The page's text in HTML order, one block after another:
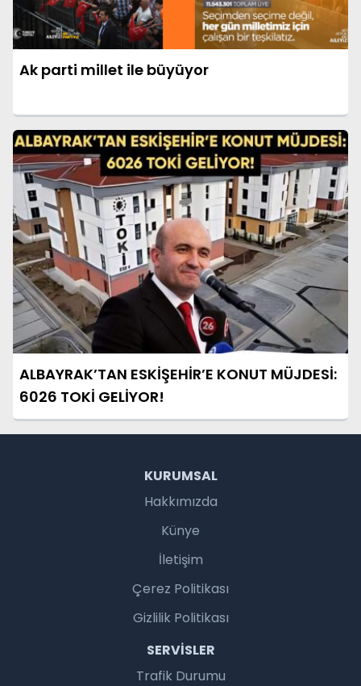
Ak parti millet ile büyüyor
ALBAYRAK’TAN ESKİŞEHİR’E KONUT MÜJDESİ:
6026 TOKİ GELİYOR!
KURUMSAL
Hakkımızda
Künye
İletişim
Çerez Politikası
Gizlilik Politikası
SERVISLER
Trafik Durumu